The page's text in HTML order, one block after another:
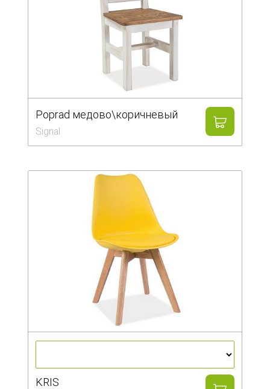
Poprad медово\коричневый
Signal
KRIS